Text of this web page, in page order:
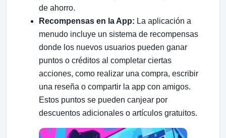
de ahorro.
Recompensas en la App: La aplicación a
menudo incluye un sistema de recompensas
donde los nuevos usuarios pueden ganar
puntos o créditos al completar ciertas
acciones, como realizar una compra, escribir
una reseña o compartir la app con amigos.
Estos puntos se pueden canjear por
descuentos adicionales o artículos gratuitos.